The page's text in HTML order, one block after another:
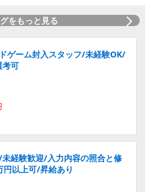
をもっと見る
ゲーム封入スタッフ/未経験OK/
考可
経験歓迎/入力内容の照合と修
以上可/昇給あり